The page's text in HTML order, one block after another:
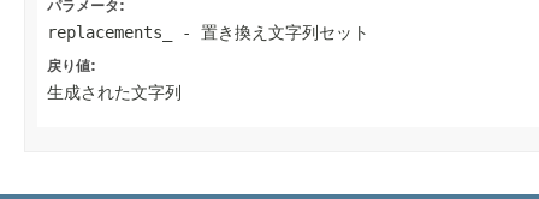
パラメータ:
replacements_ - 置き換え文字列セット
戻り値:
生成された文字列